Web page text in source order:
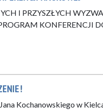
I PRZYSZŁYCH
KONFERENCJI
Kochanowskiego w